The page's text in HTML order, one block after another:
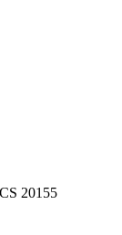
20155